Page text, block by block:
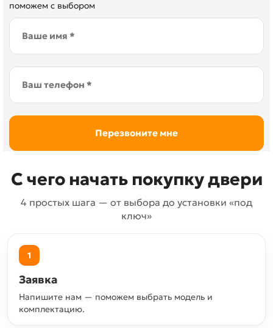
поможем с выбором
С чего начать покупку двери
4 простых шага — от выбора до установки «под
ключ»
1
Заявка
Напишите нам — поможем выбрать модель и
комплектацию.